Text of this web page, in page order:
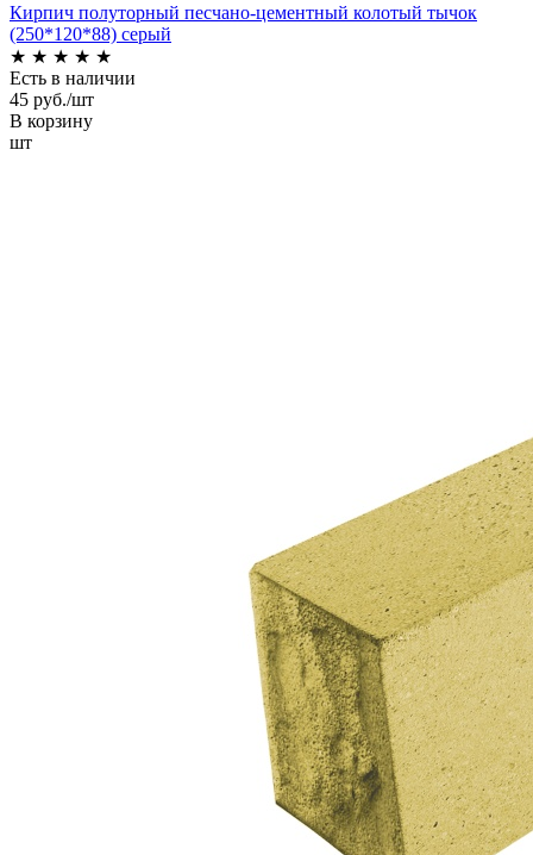
Кирпич полуторный песчано-цементный колотый тычок
(250*120*88) серый
★ ★ ★ ★ ★
Есть в наличии
45 руб./шт
В корзину
шт